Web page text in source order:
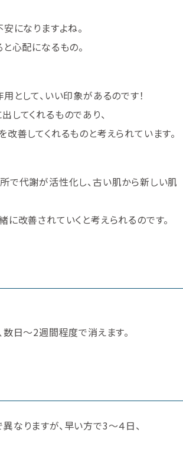
になりますよね。
心配になるもの。
として、いい印象があるのです！
てくれるものであり、
善してくれるものと考えられています。
で代謝が活性化し、古い肌から新しい肌
改善されていくと考えられるのです。
日～2週間程度で消えます。
なりますが、早い方で3～４日、